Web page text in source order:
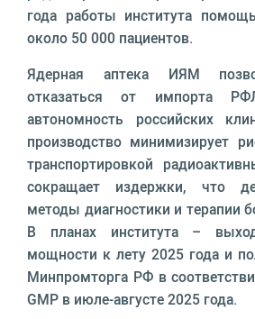
года работы института
около 50 000 пациентов.
Ядерная аптека ИЯМ
отказаться от импорта
автономность российских
производство минимизирует
транспортировкой
сокращает издержки, что
методы диагностики и терапии
В планах института –
мощности к лету 2025 года и
Минпромторга РФ в
GMP в июле-августе 2025 года.